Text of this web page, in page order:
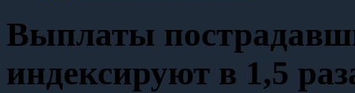
Выплаты
индексируют в 1,5